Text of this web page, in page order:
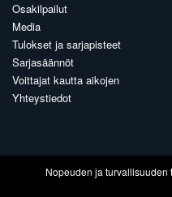
Osakilpailut
Media
Tulokset ja sarjapisteet
Sarjasäännöt
Voittajat kautta aikojen
Yhteystiedot
Nopeuden ja turvallisuuden